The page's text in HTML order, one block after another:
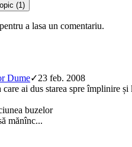
(1)
pentru a lasa un comentariu.
Dume✓23 feb. 2008
ai dus starea spre împlinire
buzelor
mănînc...